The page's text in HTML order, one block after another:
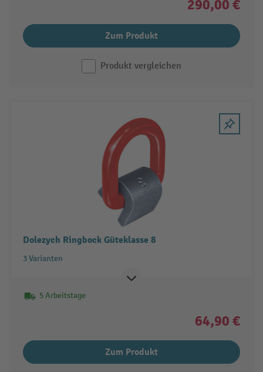
290,00 €
Zum Produkt
Produkt vergleichen
Dolezych Ringbock Güteklasse 8
3 Varianten
5 Arbeitstage
64,90 €
Zum Produkt